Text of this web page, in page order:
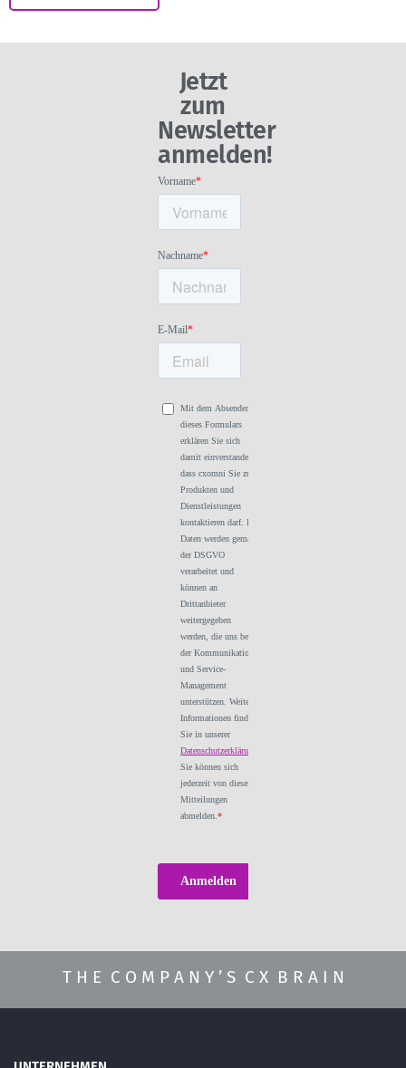
Jetzt
zum
Newsletter
anmelden!
T H E C O M P A N Y ’ S C X B R A I N